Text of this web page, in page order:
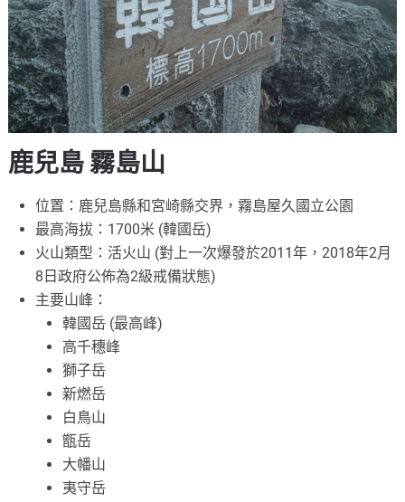
鹿兒島 霧島山
位置：鹿兒島縣和宮崎縣交界，霧島屋久國立公園
最高海拔：1700米 (韓國岳)
火山類型：活火山 (對上一次爆發於2011年，2018年2月
8日政府公佈為2級戒備狀態)
主要山峰：
韓國岳 (最高峰)
高千穗峰
獅子岳
新燃岳
白鳥山
甑岳
大幡山
夷守岳